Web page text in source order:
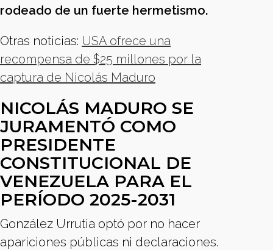
rodeado de un fuerte hermetismo.
Otras noticias: USA ofrece una
recompensa de $25 millones por la
captura de Nicolás Maduro
NICOLÁS MADURO SE
JURAMENTÓ COMO
PRESIDENTE
CONSTITUCIONAL DE
VENEZUELA PARA EL
PERÍODO 2025-2031
González Urrutia optó por no hacer
apariciones públicas ni declaraciones.